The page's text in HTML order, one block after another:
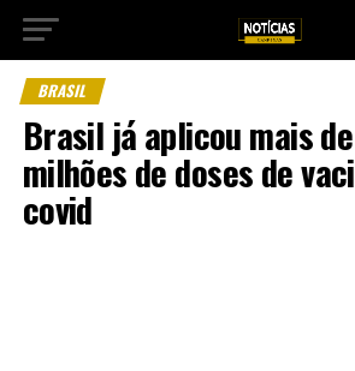
BRASIL
Brasil já aplicou mais
milhões de doses de
covid